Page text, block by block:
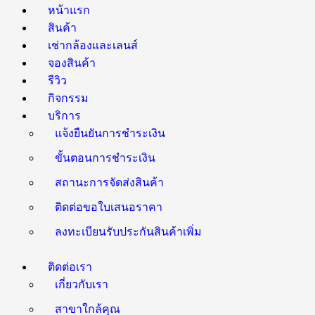
หน้าแรก
สินค้า
เช่ากล้องและเลนส์
จองสินค้า
รีวิว
กิจกรรม
บริการ
แจ้งยืนยันการชำระเงิน
ขั้นตอนการชำระเงิน
สถานะการจัดส่งสินค้า
ติดต่อขอใบเสนอราคา
ลงทะเบียนรับประกันสินค้าเพิ่ม
ติดต่อเรา
เกี่ยวกับเรา
สาขาใกล้คุณ